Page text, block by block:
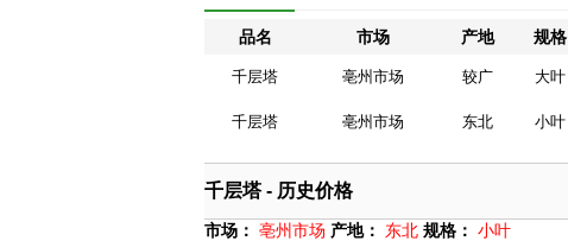
品名 市场 产地 规格
千层塔 亳州市场 较广 大叶
千层塔 亳州市场 东北 小叶
千层塔 - 历史价格
市场： 亳州市场 产地： 东北 规格： 小叶